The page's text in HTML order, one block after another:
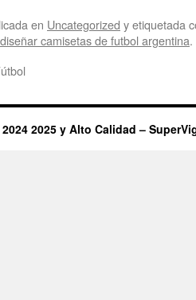
en Uncategorized y etiquetada
diseñar camisetas de futbol argentina
2025 y Alto Calidad –